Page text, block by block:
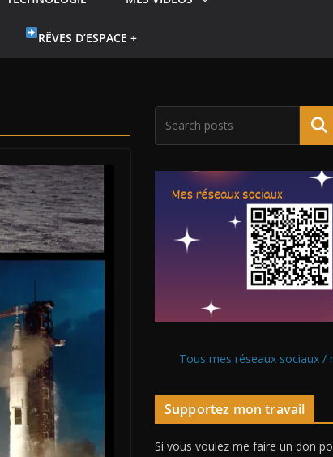
RÊVES D’ESPACE +
Tous mes réseaux sociaux /
Supportez mon travail
Si vous voulez me faire un don